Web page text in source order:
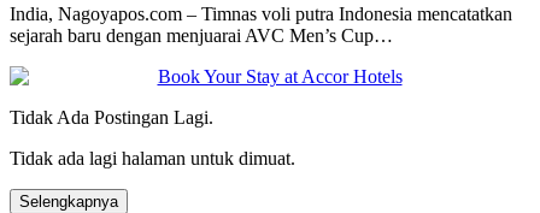
India, Nagoyapos.com – Timnas voli putra Indonesia mencatatkan
sejarah baru dengan menjuarai AVC Men’s Cup…
Tidak Ada Postingan Lagi.
Tidak ada lagi halaman untuk dimuat.
Selengkapnya